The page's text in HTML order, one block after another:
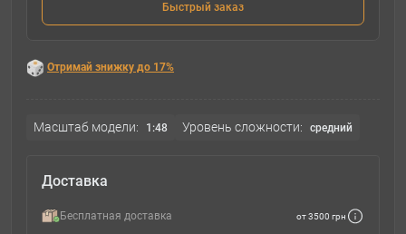
Быстрый заказ
Отримай знижку до 17%
Масштаб модели: 1:48 Уровень сложности: cредний
Доставка
Бесплатная доставка от 3500 грн